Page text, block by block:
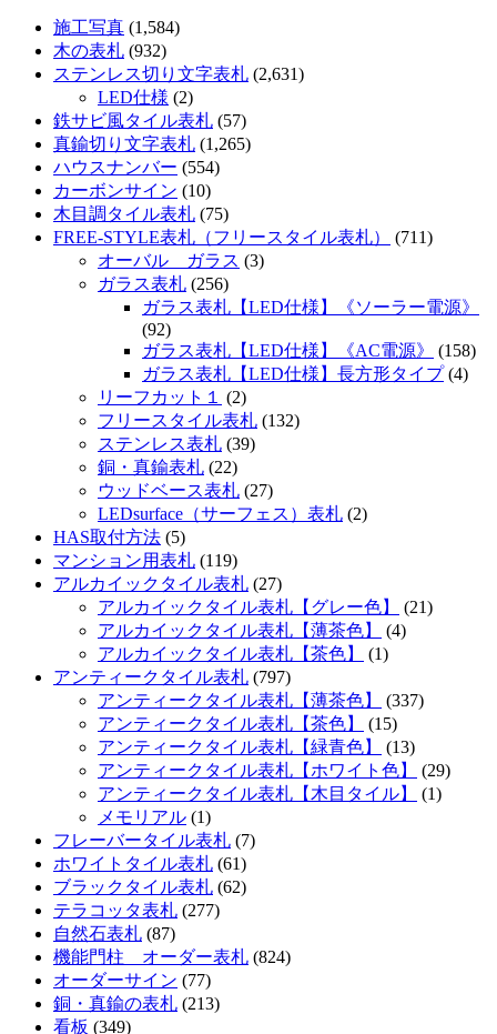
施工写真 (1,584)
木の表札 (932)
ステンレス切り文字表札 (2,631)
LED仕様 (2)
鉄サビ風タイル表札 (57)
真鍮切り文字表札 (1,265)
ハウスナンバー (554)
カーボンサイン (10)
木目調タイル表札 (75)
FREE-STYLE表札（フリースタイル表札）
(711)
オーバル ガラス (3)
ガラス表札 (256)
ガラス表札【LED仕様】《ソーラー電源》
(92)
ガラス表札【LED仕様】《AC電源》
(158)
ガラス表札【LED仕様】長方形タイプ(4)
リーフカット１
(2)
フリースタイル表札 (132)
ステンレス表札 (39)
銅・真鍮表札 (22)
ウッドベース表札 (27)
LEDsurface（サーフェス）表札 (2)
HAS取付方法 (5)
マンション用表札 (119)
アルカイックタイル表札 (27)
アルカイックタイル表札【グレー色】
(21)
アルカイックタイル表札【薄茶色】
(4)
アルカイックタイル表札【茶色】
(1)
アンティークタイル表札 (797)
アンティークタイル表札【薄茶色】
(337)
アンティークタイル表札【茶色】
(15)
アンティークタイル表札【緑青色】
(13)
アンティークタイル表札【ホワイト色】
(29)
アンティークタイル表札【木目タイル】
(1)
メモリアル (1)
フレーバータイル表札 (7)
ホワイトタイル表札 (61)
ブラックタイル表札 (62)
テラコッタ表札 (277)
自然石表札 (87)
機能門柱 オーダー表札 (824)
オーダーサイン (77)
銅・真鍮の表札 (213)
看板 (349)